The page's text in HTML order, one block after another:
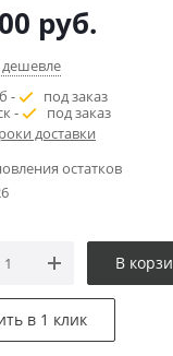
руб.
-
под заказ
-
под заказ
доставки
остатков
В
в 1 клик